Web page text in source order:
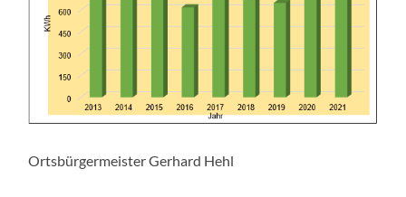
Ortsbürgermeister Gerhard Hehl